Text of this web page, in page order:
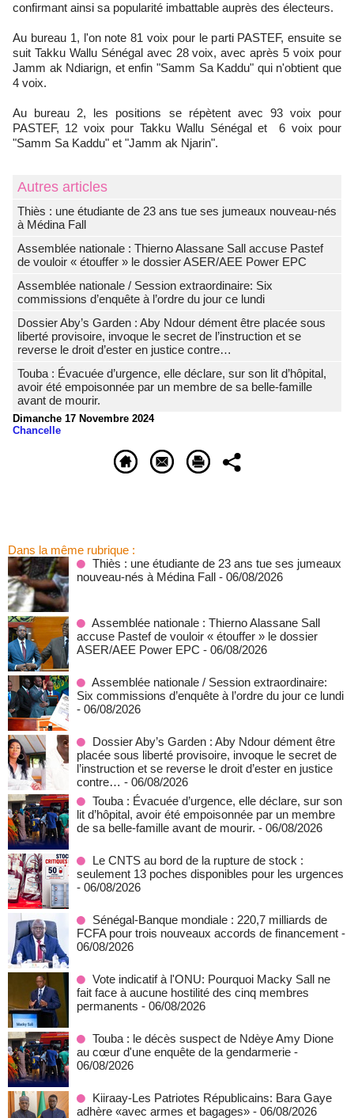
confirmant ainsi sa popularité imbattable auprès des électeurs.
Au bureau 1, l'on note 81 voix pour le parti PASTEF, ensuite se
suit Takku Wallu Sénégal avec 28 voix, avec après 5 voix pour
Jamm ak Ndiarign, et enfin "Samm Sa Kaddu" qui n'obtient que
4 voix.
Au bureau 2, les positions se répètent avec 93 voix pour
PASTEF, 12 voix pour Takku Wallu Sénégal et 6 voix pour
"Samm Sa Kaddu" et "Jamm ak Njarin".
Autres articles
Thiès : une étudiante de 23 ans tue ses jumeaux nouveau-nés
à Médina Fall
Assemblée nationale : Thierno Alassane Sall accuse Pastef
de vouloir « étouffer » le dossier ASER/AEE Power EPC
Assemblée nationale / Session extraordinaire: Six
commissions d’enquête à l’ordre du jour ce lundi
Dossier Aby’s Garden : Aby Ndour dément être placée sous
liberté provisoire, invoque le secret de l’instruction et se
reverse le droit d’ester en justice contre…
Touba : Évacuée d’urgence, elle déclare, sur son lit d’hôpital,
avoir été empoisonnée par un membre de sa belle-famille
avant de mourir.
Dimanche 17 Novembre 2024
Chancelle
Dans la même rubrique :
Thiès : une étudiante de 23 ans tue ses jumeaux
nouveau-nés à Médina Fall - 06/08/2026
Assemblée nationale : Thierno Alassane Sall
accuse Pastef de vouloir « étouffer » le dossier
ASER/AEE Power EPC - 06/08/2026
Assemblée nationale / Session extraordinaire:
Six commissions d’enquête à l’ordre du jour ce lundi
- 06/08/2026
Dossier Aby’s Garden : Aby Ndour dément être
placée sous liberté provisoire, invoque le secret de
l’instruction et se reverse le droit d’ester en justice
contre… - 06/08/2026
Touba : Évacuée d’urgence, elle déclare, sur son
lit d’hôpital, avoir été empoisonnée par un membre
de sa belle-famille avant de mourir. - 06/08/2026
Le CNTS au bord de la rupture de stock :
seulement 13 poches disponibles pour les urgences
- 06/08/2026
Sénégal-Banque mondiale : 220,7 milliards de
FCFA pour trois nouveaux accords de financement -
06/08/2026
Vote indicatif à l'ONU: Pourquoi Macky Sall ne
fait face à aucune hostilité des cinq membres
permanents - 06/08/2026
Touba : le décès suspect de Ndèye Amy Dione
au cœur d'une enquête de la gendarmerie -
06/08/2026
Kiiraay-Les Patriotes Républicains: Bara Gaye
adhère «avec armes et bagages» - 06/08/2026